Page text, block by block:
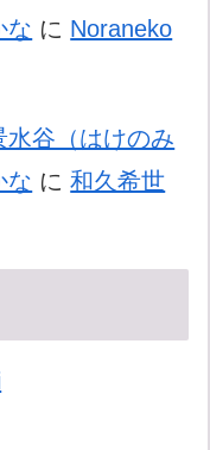
な に Noraneko
水谷（はけのみ
な に和久希世